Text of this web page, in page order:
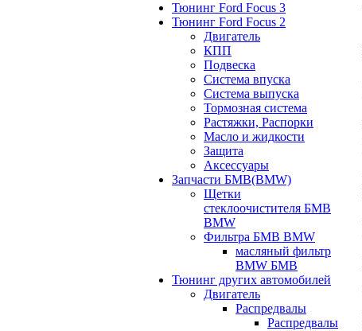
Тюнинг Ford Focus 3
Тюнинг Ford Focus 2
Двигатель
КПП
Подвеска
Система впуска
Система выпуска
Тормозная система
Растяжки, Распорки
Масло и жидкости
Защита
Аксессуары
Запчасти БМВ(BMW)
Щетки
стеклоочистителя БМВ
BMW
Фильтра БМВ BMW
масляный фильтр
BMW БМВ
Тюнинг других автомобилей
Двигатель
Распредвалы
Распредвалы